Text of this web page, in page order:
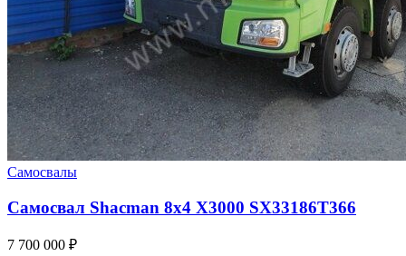
Самосвалы
Самосвал Shacman 8x4 X3000 SX33186T366
7 700 000 ₽